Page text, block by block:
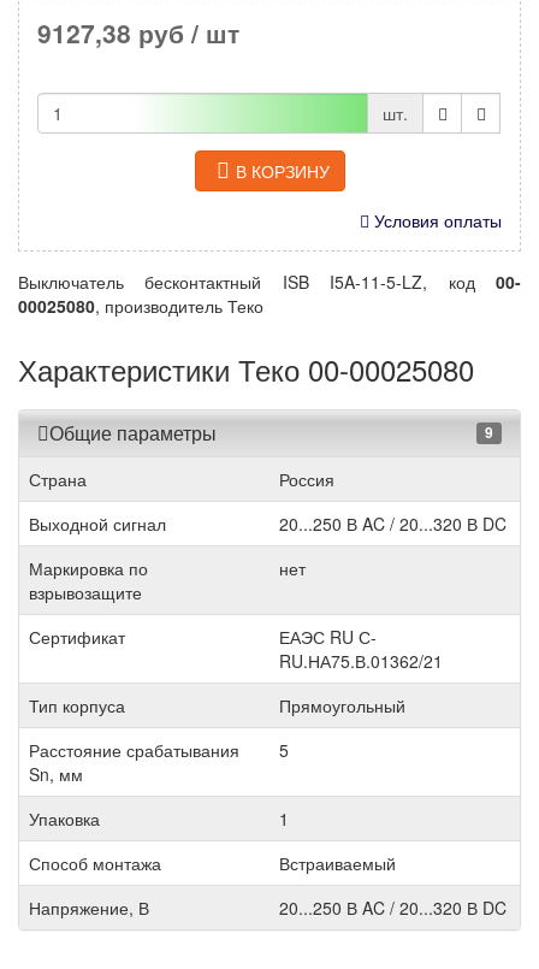
9127,38 руб / шт
шт.
В КОРЗИНУ
Условия оплаты
Выключатель бесконтактный ISB I5A-11-5-LZ, код 00-
00025080, производитель Теко
Характеристики Теко 00-00025080
Общие параметры 9
Страна
Россия
Выходной сигнал
20...250 В AC / 20...320 В DC
Маркировка по
взрывозащите
нет
Сертификат
ЕАЭС RU С-
RU.НА75.В.01362/21
Тип корпуса
Прямоугольный
Расстояние срабатывания
Sn, мм
5
Упаковка
1
Способ монтажа
Встраиваемый
Напряжение, В
20...250 В AC / 20...320 В DC